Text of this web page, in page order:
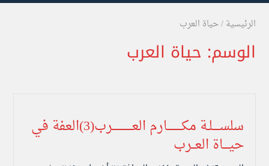
الرئيسية/حياة العرب
الوسم: حياة العرب
سلســــلـة مكــــــــارم العـــــــــــرب(3)العفة في
حيـــاة العــرب